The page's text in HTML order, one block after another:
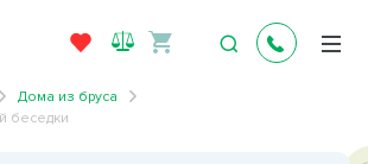
Дома из бруса
беседки